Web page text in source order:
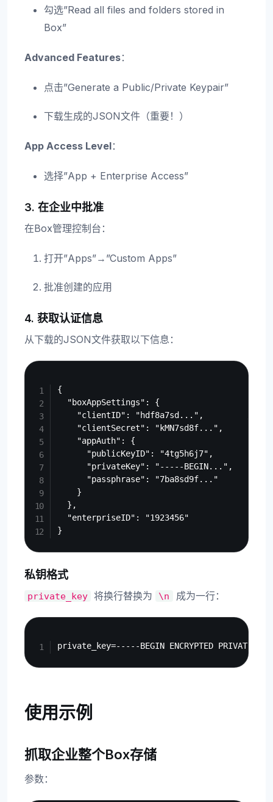
勾选”Read all files and folders stored in
Box”
Advanced Features：
点击”Generate a Public/Private Keypair”
下载生成的JSON文件（重要！）
App Access Level：
选择”App + Enterprise Access”
3. 在企业中批准
在Box管理控制台：
打开”Apps”→”Custom Apps”
批准创建的应用
4. 获取认证信息
从下载的JSON文件获取以下信息：
{
  "boxAppSettings": {
"clientID": "hdf8a7sd...",         //
"clientSecret": "kMN7sd8f...",      //
    "appAuth": {
"publicKeyID": "4tg5h6j7",        //
"privateKey": "-----BEGIN...",    //
"passphrase": "7ba8sd9f..."       //
    }
  },
"enterpriseID": "1923456"             //
私钥格式
private_key 将换行替换为 \n 成为一行：
使用示例
抓取企业整个Box存储
参数：